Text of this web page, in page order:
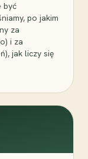
być
po jakim
za
i za
jak liczy się